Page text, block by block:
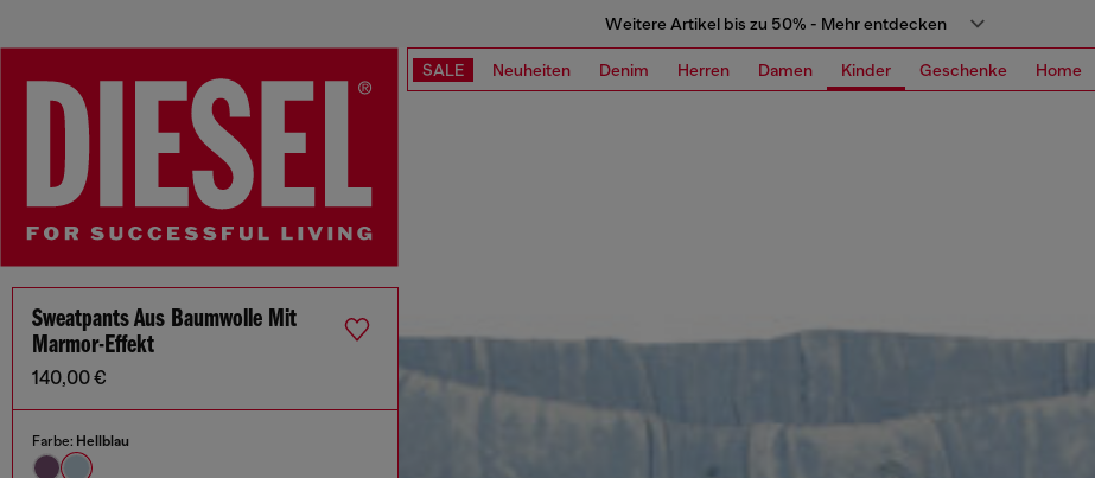
Weitere Artikel bis zu 50% - Mehr entdecken
SALE Neuheiten Denim Herren Damen Kinder Geschenke Home
Sweatpants Aus Baumwolle Mit
Marmor-Effekt
140,00 €
Farbe: Hellblau